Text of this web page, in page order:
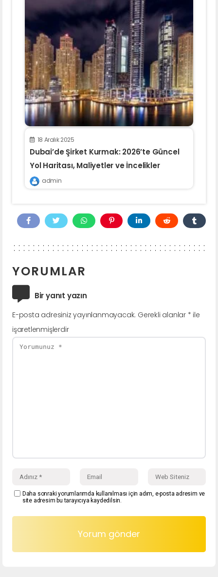
18 Aralık 2025
Dubai’de Şirket Kurmak: 2026’te Güncel
Yol Haritası, Maliyetler ve İncelikler
admin
YORUMLAR
Bir yanıt yazın
E-posta adresiniz yayınlanmayacak. Gerekli alanlar * ile
işaretlenmişlerdir
Daha sonraki yorumlarımda kullanılması için adım, e-posta adresim ve
site adresim bu tarayıcıya kaydedilsin.